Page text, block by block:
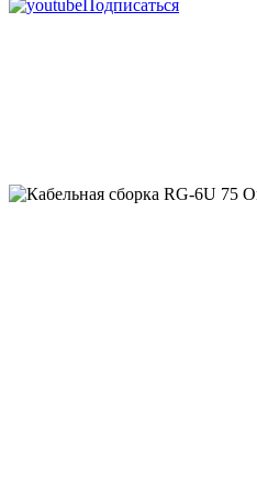
Подписаться